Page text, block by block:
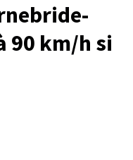
90 km/h si